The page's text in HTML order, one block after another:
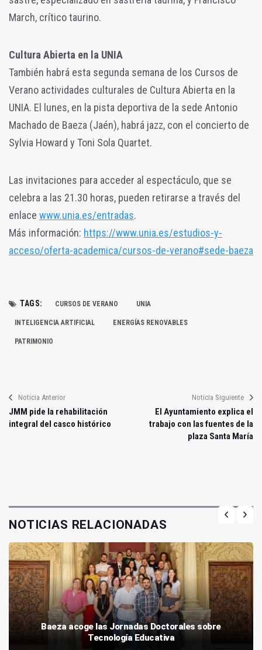
March, crítico taurino.
Cultura Abierta en la UNIA
También habrá esta segunda semana de los Cursos de
Verano actividades culturales de Cultura Abierta en la
UNIA. El lunes, en la pista deportiva de la sede Antonio
Machado de Baeza (Jaén), habrá jazz, con el concierto de
Sylvia Howard y Toni Sola Quartet.
Las invitaciones para acceder al espectáculo, que se
celebra a las 21.30 horas, pueden retirarse a través del
enlace www.unia.es/entradas.
Más información: https://www.unia.es/estudios-y-
acceso/oferta-academica/cursos-de-verano#sede-baeza
TAGS: CURSOS DE VERANO UNIA
INTELIGENCIA ARTIFICIAL ENERGÍAS RENOVABLES
PATRIMONIO
Noticia Anterior
JMM pide la rehabilitación
integral del casco histórico
Noticia Siguiente
El Ayuntamiento explica el
trabajo con las fuentes de la
plaza Santa María
NOTICIAS RELACIONADAS
Baeza acoge las Jornadas Doctorales sobre
Tecnología Educativa